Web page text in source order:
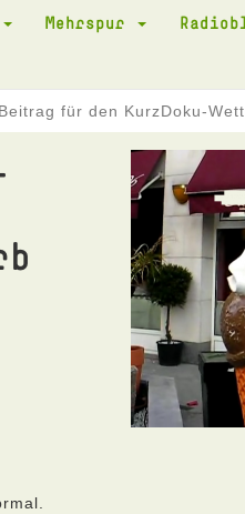
Mehrspur
für den KurzDoku-